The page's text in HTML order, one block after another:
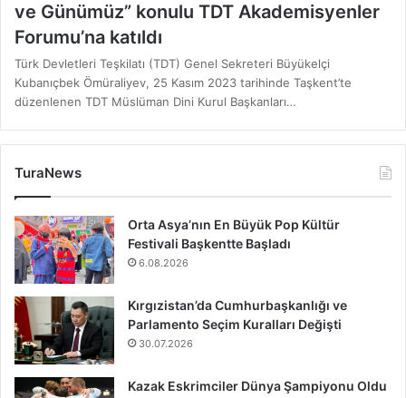
ve Günümüz” konulu TDT Akademisyenler
Forumu’na katıldı
Türk Devletleri Teşkilatı (TDT) Genel Sekreteri Büyükelçi
Kubanıçbek Ömüraliyev, 25 Kasım 2023 tarihinde Taşkent’te
düzenlenen TDT Müslüman Dini Kurul Başkanları…
TuraNews
Orta Asya’nın En Büyük Pop Kültür
Festivali Başkentte Başladı
6.08.2026
Kırgızistan’da Cumhurbaşkanlığı ve
Parlamento Seçim Kuralları Değişti
30.07.2026
Kazak Eskrimciler Dünya Şampiyonu Oldu